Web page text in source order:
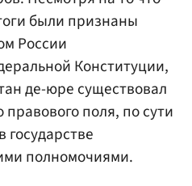
были признаны
России
Конституции,
де-юре существовал
поля, по сути
государстве
полномочиями.